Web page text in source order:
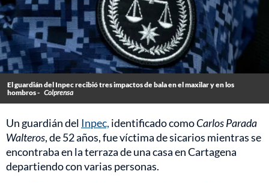
El guardián del Inpec recibió tres impactos de bala en el maxilar y en los
hombros - Colprensa
Un guardián del Inpec, identificado comoCarlos Parada
Walteros, de 52 años, fue víctima de sicarios mientras se
encontraba en la terraza de una casa en Cartagena
departiendo con varias personas.